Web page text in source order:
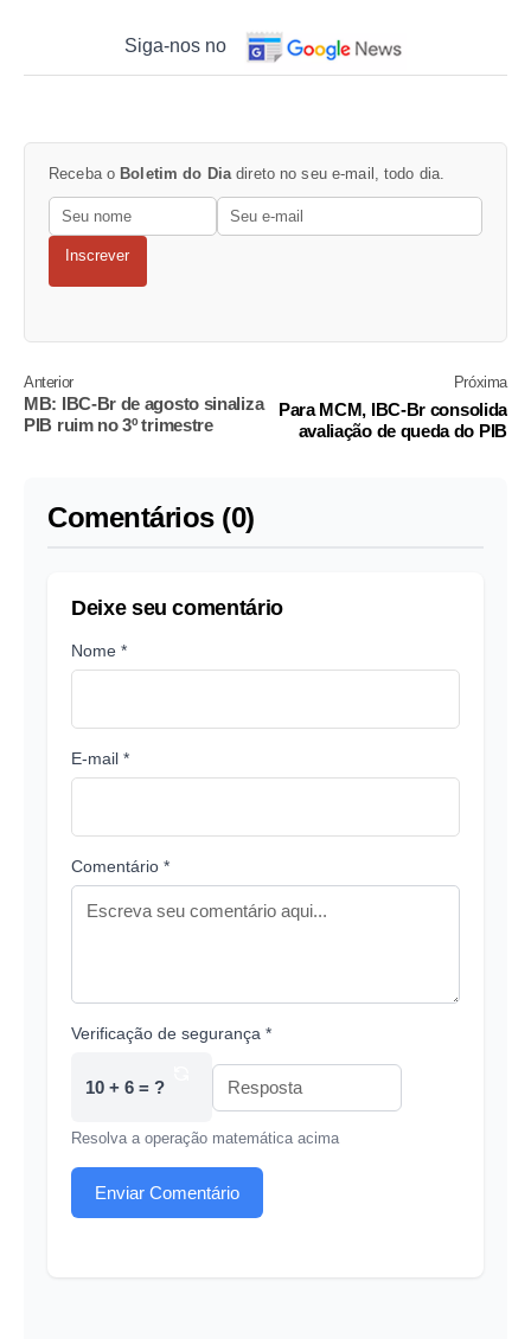
Siga-nos no
Receba o Boletim do Dia direto no seu e-mail, todo dia.
Inscrever
Anterior
MB: IBC-Br de agosto sinaliza
PIB ruim no 3º trimestre
Próxima
Para MCM, IBC-Br consolida
avaliação de queda do PIB
Comentários (0)
Deixe seu comentário
Nome *
E-mail *
Comentário *
Verificação de segurança *
10 + 6 = ?
Resolva a operação matemática acima
Enviar Comentário